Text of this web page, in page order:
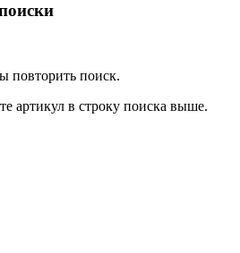
повторить поиск.
артикул в строку поиска выше.